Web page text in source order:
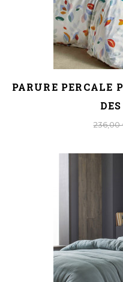
PARURE PERCALE
236,00